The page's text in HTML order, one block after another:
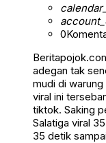
0
adegan tak
mudi di
viral ini
tiktok. Saking
Salatiga viral
35 detik